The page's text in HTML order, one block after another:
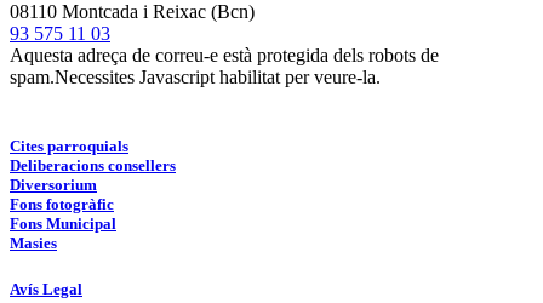
08110 Montcada i Reixac (Bcn)
93 575 11 03
Aquesta adreça de correu-e està protegida dels robots de
spam.Necessites Javascript habilitat per veure-la.
Cites parroquials
Deliberacions consellers
Diversorium
Fons fotogràfic
Fons Municipal
Masies
Avís Legal